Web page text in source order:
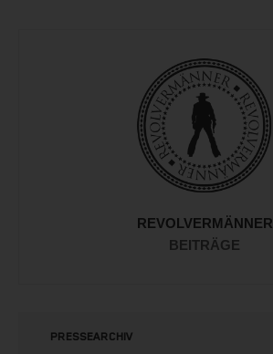
REVOLVERMÄNNER
BEITRÄGE
PRESSEARCHIV